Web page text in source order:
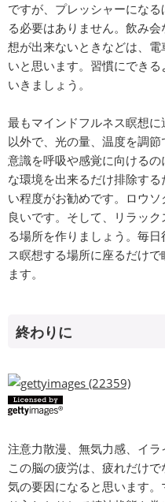
ですが、プレッシャーにな
る必要はありません。飲み
想が出来ないときなどは、
いと思います。習慣にでき
いきましょう。
最もマインドフルネス瞑想
以外で、光の量、温度を調
意識を呼吸や感覚に向ける
な環境を出来るだけ排除す
い程度がお勧めです。ロウ
良いです。そして、リラッ
る場所を作りましょう。毎
ス瞑想する場所に座るだけ
ます。
終わりに
注意力散漫、無気力感、イラ
この脳の疲労は、疲れだけ
気の要因になると思います